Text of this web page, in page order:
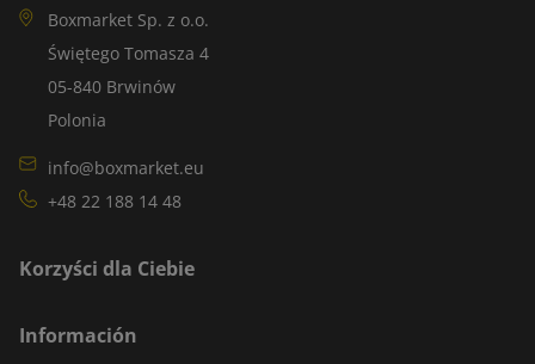
Boxmarket Sp. z o.o.
Świętego Tomasza 4
05-840 Brwinów
Polonia
info@boxmarket.eu
+48 22 188 14 48
Korzyści dla Ciebie
Información